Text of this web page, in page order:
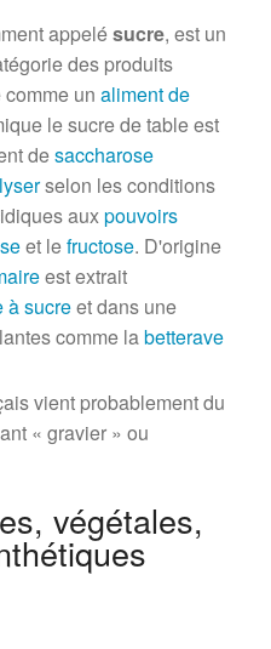
appelésucre, est un
des produits
un aliment de
le sucre de table est
desaccharose
selon les conditions
auxpouvoirs
et lefructose. D'origine
est extrait
à sucreet dans une
comme labetterave
vient probablement du
« gravier » ou
végétales,